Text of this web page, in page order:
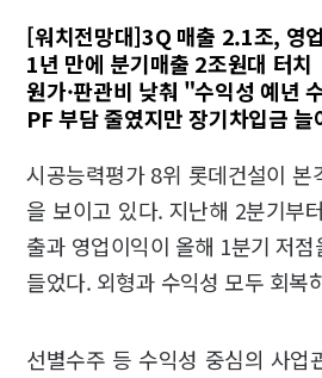
[워치전망대]3Q 매출 2.1조, 영
1년 만에 분기매출 2조원대 터치
원가·판관비 낮춰 "수익성 예년
PF 부담 줄였지만 장기차입금
시공능력평가 8위 롯데건설이 본
을 보이고 있다. 지난해 2분기부
출과 영업이익이 올해 1분기 저
들었다. 외형과 수익성 모두 회복
선별수주 등 수익성 중심의 사업